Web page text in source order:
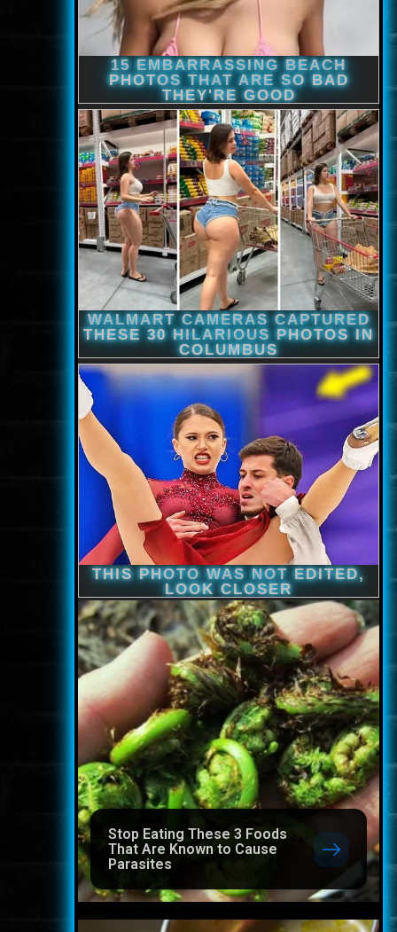
Stop Eating These 3 Foods
That Are Known to Cause
Parasites